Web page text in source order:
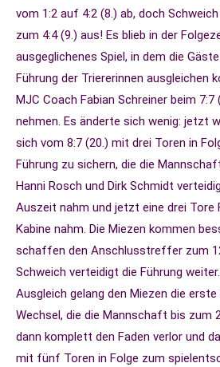
vom 1:2 auf 4:2 (8.) ab, doch
zum 4:4 (9.) aus! Es blieb in der
ausgeglichenes Spiel, in dem die
Führung der Triererinnen ausgleichen
MJC Coach Fabian Schreiner beim 7:7
nehmen. Es änderte sich wenig: jetzt
sich vom 8:7 (20.) mit drei Toren in
Führung zu sichern, die die
Hanni Rosch und Dirk Schmidt
Auszeit nahm und jetzt eine drei Tore
Kabine nahm. Die Miezen kommen
schaffen den Anschlusstreffer zum
Schweich verteidigt die Führung
Ausgleich gelang den Miezen die
Wechsel, die die Mannschaft bis zum
dann komplett den Faden verlor und
mit fünf Toren in Folge zum